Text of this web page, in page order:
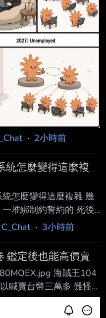
· 2小時前
統怎麼變得這麼複
怎麼變得這麼複雜 幾
堆綁制約誓約的 死後
力都很簡單粗暴 現在
· 3小時前
鑑定後也能高價賣
海賊王104
喊賣台幣三萬多 難怪
只要大量鑑定，再久放
找到便宜鑑 定的，還